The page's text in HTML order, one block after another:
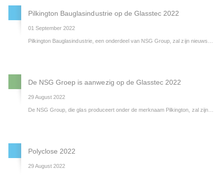
Pilkington Bauglasindustrie op de Glasstec 2022
01 September 2022
De NSG Groep is aanwezig op de Glasstec 2022
29 August 2022
De NSG Group, die glas produceert onder de merknaam Pilkington, zal zijn nieuwste innovaties tentoonstellen op de Glasstec 2022, 's werelds toonaangevende vakbeurs voor de glasindustrie, die van 20 tot 23 september plaatsvindt in Düsseldorf.
Polyclose 2022
29 August 2022